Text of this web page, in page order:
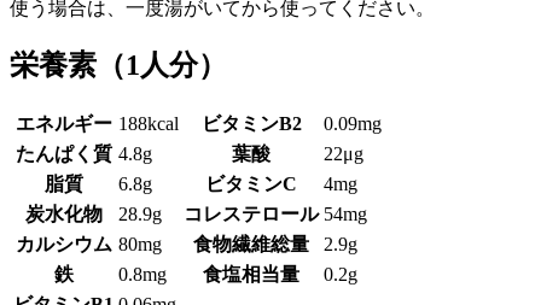
使う場合は、一度湯がいてから使ってください。
栄養素 （1人分）
エネルギー 188kcal ビタミンB2
0.09mg
たんぱく質 4.8g 葉酸
22μg
脂質
6.8g ビタミンC
4mg
炭水化物
28.9g コレステロール 54mg
カルシウム 80mg 食物繊維総量
2.9g
鉄
0.8mg 食塩相当量
0.2g